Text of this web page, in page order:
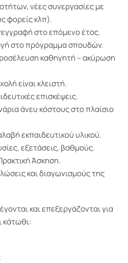
νέες συνεργασίες με
φορείς κλπ).
στο επόμενο έτος.
στο πρόγραμμα σπουδών.
καθηγητή – ακύρωση
είναι κλειστή.
επισκέψεις.
άνευ κόστους στο πλαίσιο
εκπαιδευτικού υλικού.
εξετάσεις, βαθμούς.
Άσκηση.
και διαγωνισμούς της
και επεξεργάζονται για
κάτωθι: